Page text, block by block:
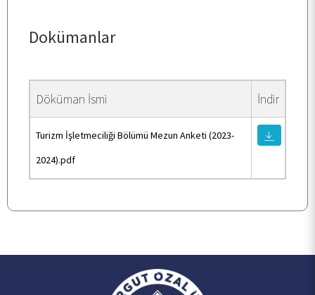
ÖĞRENCİ
Dokümanlar
Döküman İsmi İndir
Turizm İşletmeciliği Bölümü Mezun Anketi (2023-
2024).pdf